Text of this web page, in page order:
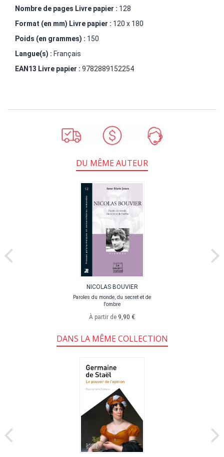
Nombre de pages Livre papier : 128
Format (en mm) Livre papier : 120 x 180
Poids (en grammes) : 150
Langue(s) : Français
EAN13 Livre papier : 9782889152254
DU MÊME AUTEUR
NICOLAS BOUVIER
Paroles du monde, du secret et de
l'ombre
À partir de 9,90 €
DANS LA MÊME COLLECTION